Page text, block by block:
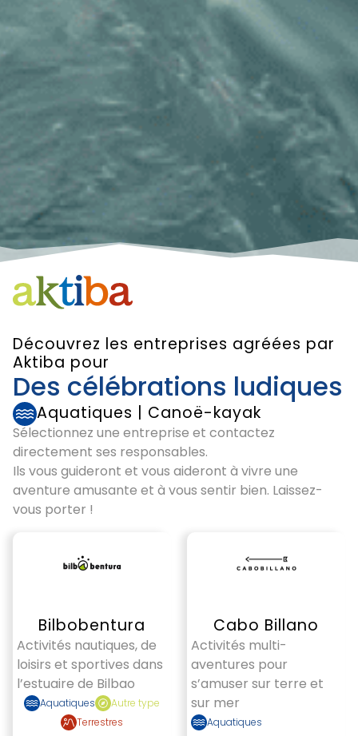
Découvrez les entreprises agréées par
Aktiba pour
Des célébrations ludiques
Aquatiques Canoë-kayak
Sélectionnez une entreprise et contactez
directement ses responsables.
Ils vous guideront et vous aideront à vivre une
aventure amusante et à vous sentir bien. Laissez-
vous porter !
Bilbobentura
Activités nautiques, de
loisirs et sportives dans
l’estuaire de Bilbao
Aquatiques
Autre type
Terrestres
Cabo Billano
Activités multi-
aventures pour
s’amuser sur terre et
sur mer
Aquatiques